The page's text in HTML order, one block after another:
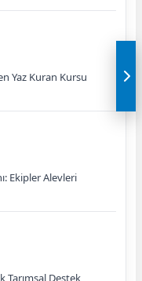
Yaz Kuran Kursu
Ekipler Alevleri